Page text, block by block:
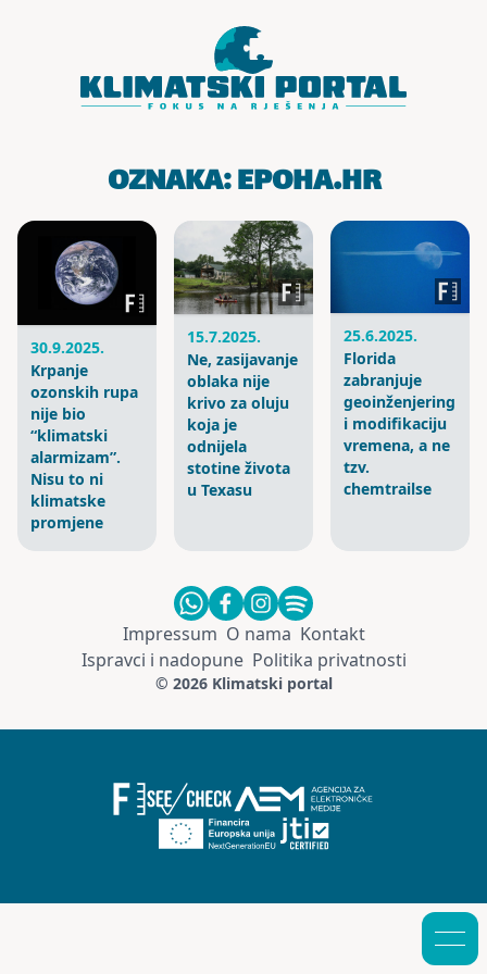
OZNAKA:EPOHA.HR
30.9.2025.
Krpanje
ozonskih rupa
nije bio
“klimatski
alarmizam”.
Nisu to ni
klimatske
promjene
15.7.2025.
Ne, zasijavanje
oblaka nije
krivo za oluju
koja je
odnijela
stotine života
u Texasu
25.6.2025.
Florida
zabranjuje
geoinženjering
i modifikaciju
vremena, a ne
tzv.
chemtrailse
Impressum O nama Kontakt
Ispravci i nadopune Politika privatnosti
© 2026 Klimatski portal